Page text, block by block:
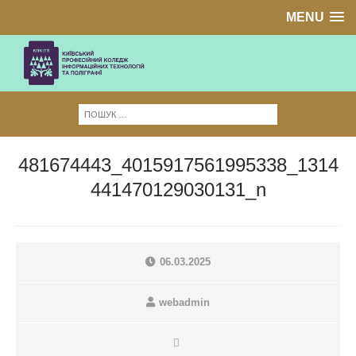
MENU
481674443_4015917561995338_1314
441470129030131_n
06.03.2025
webadmin